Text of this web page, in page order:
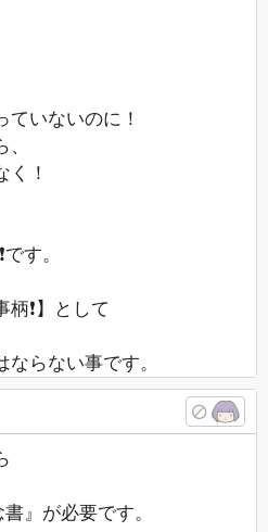
いないのに！
く！
す。
❗】として
らない事です。
』が必要です。